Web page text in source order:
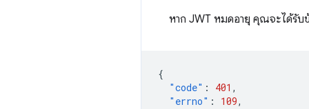
หาก JWT หมดอายุ คุณจะได้รั
{
"code" : 401 ,
"errno" : 109,